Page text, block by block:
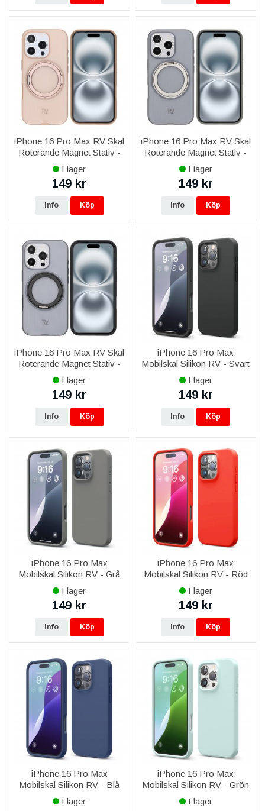
iPhone 16 Pro Max RV Skal
Roterande Magnet Stativ -
Brons
I lager
149 kr
Info Köp
iPhone 16 Pro Max RV Skal
Roterande Magnet Stativ -
Grå
I lager
149 kr
Info Köp
iPhone 16 Pro Max RV Skal
Roterande Magnet Stativ -
Svart
I lager
149 kr
Info Köp
iPhone 16 Pro Max
Mobilskal Silikon RV - Svart
I lager
149 kr
Info Köp
iPhone 16 Pro Max
Mobilskal Silikon RV - Grå
I lager
149 kr
Info Köp
iPhone 16 Pro Max
Mobilskal Silikon RV - Röd
I lager
149 kr
Info Köp
iPhone 16 Pro Max
Mobilskal Silikon RV - Blå
I lager
iPhone 16 Pro Max
Mobilskal Silikon RV - Grön
I lager